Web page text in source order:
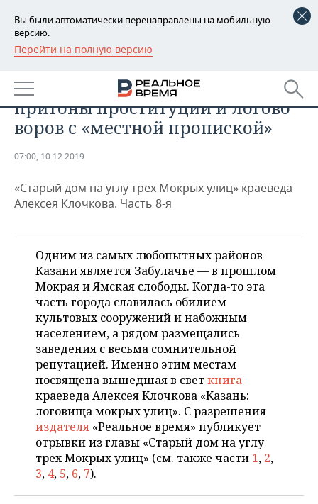
Вы были автоматически перенаправлены на мобильную
версию.
Перейти на полную версию
РЕГИОНЫ
БАШКОРТОСТАН
ТАТАРСТАН
НОВОСТИ
АНАЛИТИКА
ДЕКЛАРАЦИИ О ДОХОДАХ
КОМУ ПРИНАДЛЕЖАТ
ТОРГОВЫЕ ЦЕНТРЫ
ТАТАРСТАНА
НОВОСТИ ЭКОНОМИКИ
БЮДЖЕТ
ИНВЕСТИЦИИ
ПРОМЫШЛЕННОСТЬ
АГРОПРОМ
МАШИНОСТРОЕНИЕ
НЕФТЕХИМИЯ
НЕФТЬ
ОПК
ЭНЕРГЕТИКА
НОВОСТИ АВТО
БИЗНЕС
НОВОСТИ БИЗНЕСА
РОЗНИЧНАЯ ТОРГОВЛЯ
ТРАНСПОРТ
УСЛУГИ
ТЕХНОЛОГИИ
НОВОСТИ ТЕХНОЛОГИЙ
МЕДИА
ТЕЛЕКОММУНИКАЦИИ
МЕРОПРИЯТИЯ
НОВОСТИ МЕРОПРИЯТИЙ
ВЫЕЗДНАЯ РЕДАКЦИЯ
БИЗНЕС-БРАНЧИ
ONLINE-КОНФЕРЕНЦИИ
СПОРТ
НОВОСТИ СПОРТА
ФУТБОЛ
ХОККЕЙ
ОБЩЕСТВО
НОВОСТИ ОБЩЕСТВА
ВЛАСТЬ
ФОТОГАЛЕРЕЯ
СЮЖЕТЫ
Соболевские бани Казани:
притоны проституции и логово
воров с «местной пропиской»
07:00, 10.12.2019
«Старый дом на углу трех Мокрых улиц» краеведа
Алексея Клочкова. Часть 8-я
Одним из самых любопытных районов
Казани является Забулачье — в прошлом
Мокрая и Ямская слободы. Когда-то эта
часть города славилась обилием
культовых сооружений и набожным
населением, а рядом размещались
заведения с весьма сомнительной
репутацией. Именно этим местам
посвящена вышедшая в светкнига
краеведа Алексея Клочкова «Казань:
логовища мокрых улиц». С разрешения
издателя «Реальное время» публикует
отрывки из главы «Старый дом на углу
трех Мокрых улиц» (см. также части 1, 2,
3, 4, 5, 6, 7).